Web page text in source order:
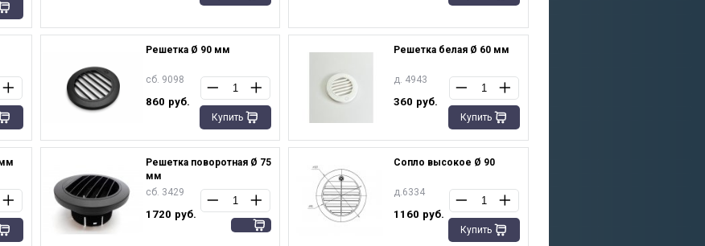
Решетка Ø 90 мм
сб. 9098
860 руб.
Купить
Решетка белая Ø 60 мм
д. 4943
360 руб.
Купить
Решетка поворотная Ø 75
мм
сб. 3429
1720 руб.
Сопло высокое Ø 90
д.6334
1160 руб.
Купить